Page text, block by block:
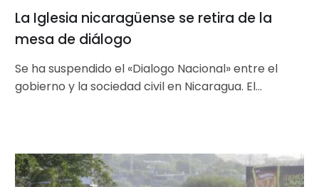
La Iglesia nicaragüense se retira de la
mesa de diálogo
Se ha suspendido el «Dialogo Nacional» entre el
gobierno y la sociedad civil en Nicaragua. El
CPAL
en